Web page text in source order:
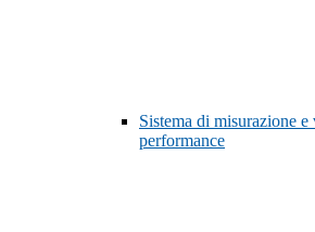
Sistema di misurazione
performance